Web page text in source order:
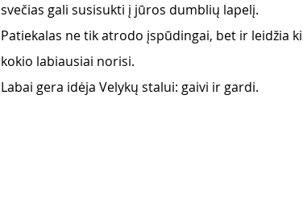
svečias gali susisukti į jūros dumblių lapelį.
Patiekalas ne tik atrodo įspūdingai, bet ir leidžia
kokio labiausiai norisi.
Labai gera idėja Velykų stalui: gaivi ir gardi.